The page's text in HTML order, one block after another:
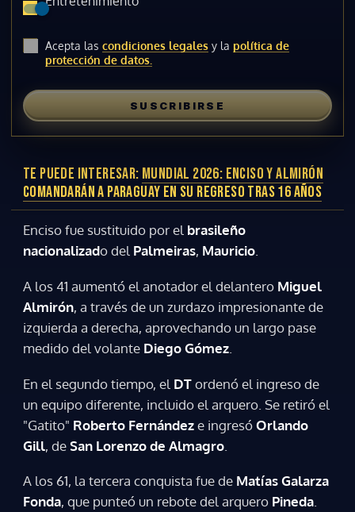
Acepta las condiciones legales y la política de
protección de datos.
SUSCRIBIRSE
TE PUEDE INTERESAR: MUNDIAL 2026: ENCISO Y ALMIRÓN
COMANDARÁN A PARAGUAY EN SU REGRESO TRAS 16 AÑOS
Enciso fue sustituido por el brasileño
nacionalizado del Palmeiras, Mauricio.
A los 41 aumentó el anotador el delantero Miguel
Almirón, a través de un zurdazo impresionante de
izquierda a derecha, aprovechando un largo pase
medido del volante Diego Gómez
En el segundo tiempo, el DTordenó el ingreso de
un equipo diferente, incluido el arquero. Se retiró el
"Gatito" Roberto Fernándeze ingresóOrlando
Gill, deSan Lorenzo de Almagro
A los 61, la tercera conquista fue de Matías Galarza
Fonda, que punteó un rebote del arquero Pineda.